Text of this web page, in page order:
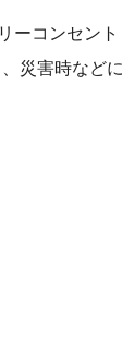
ーコンセン
災害時など